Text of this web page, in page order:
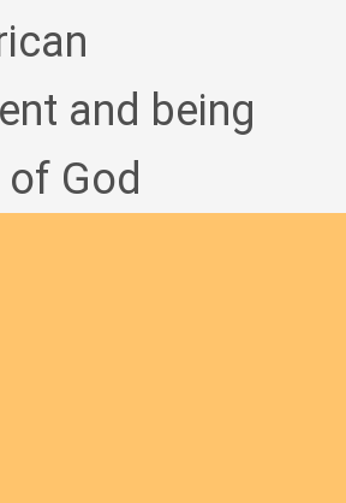
and being
God